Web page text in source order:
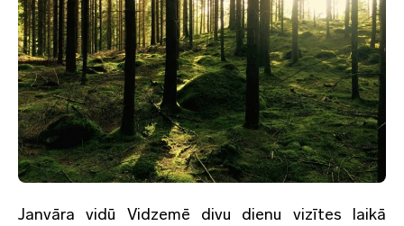
Janvāra vidū Vidzemē divu dienu vizītes laikā